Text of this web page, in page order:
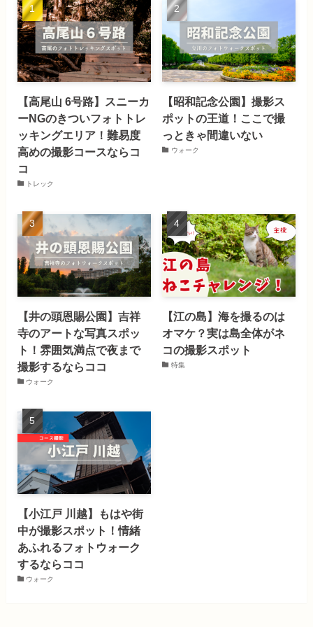
【高尾山 6号路】スニーカ
ーNGのきついフォトトレ
ッキングエリア！難易度
高めの撮影コースならコ
コ
トレック
【昭和記念公園】撮影ス
ポットの王道！ここで撮
っときゃ間違いない
ウォーク
【井の頭恩賜公園】吉祥
寺のアートな写真スポッ
ト！雰囲気満点で夜まで
撮影するならココ
ウォーク
【江の島】海を撮るのは
オマケ？実は島全体がネ
コの撮影スポット
特集
【小江戸 川越】もはや街
中が撮影スポット！情緒
あふれるフォトウォーク
するならココ
ウォーク